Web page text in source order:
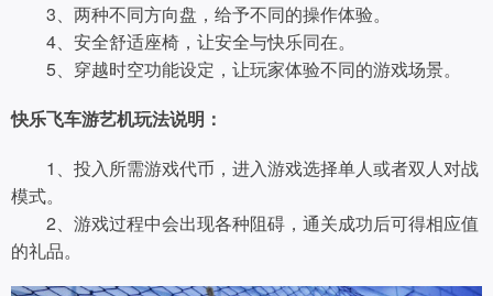
3、两种不同方向盘，给予不同的操作体验。
4、安全舒适座椅，让安全与快乐同在。
5、穿越时空功能设定，让玩家体验不同的游戏场景。
快乐飞车游艺机玩法说明：
1、投入所需游戏代币，进入游戏选择单人或者双人对战
模式。
2、游戏过程中会出现各种阻碍，通关成功后可得相应值
的礼品。